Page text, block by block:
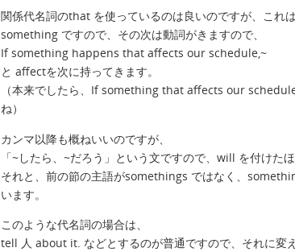
関係代名詞のthat を使っているのは良いのですが、これ
something ですので、その次は動詞がきますので、
If something happens that affects our schedule,~
と affectを次に持ってきます。
（本来でしたら、If something that affects our
ね）
カンマ以降も概ねいいのですが、
「~したら、~だろう」という文ですので、will を付けた
それと、前の節の主語がsomethings ではなく、
います。
このような代名詞の場合は、
tell 人 about it. などとするのが普通ですので、それに変え